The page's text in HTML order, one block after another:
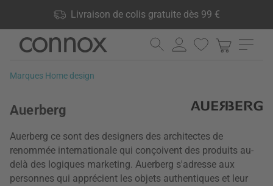
Livraison de colis gratuite dès 99 €
produits en stock, Droit de retour de 60 jours
Aller
contenu
Aller
la
Marques Home design
Auerberg
Auerberg ce sont des designers des architectes de
renommée internationale qui conçoivent des produits au-
delà des logiques marketing. Auerberg s'adresse aux
personnes qui apprécient les objets authentiques et leur